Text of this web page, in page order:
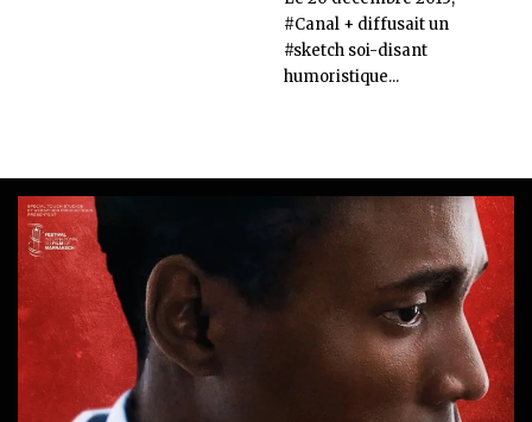
#Canal + diffusait un
#sketch soi-disant
humoristique...